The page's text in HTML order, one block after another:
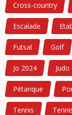
Cross-country
Escalade
Futsal Golf
Jo 2024 Judo
Pétanque
Tennis